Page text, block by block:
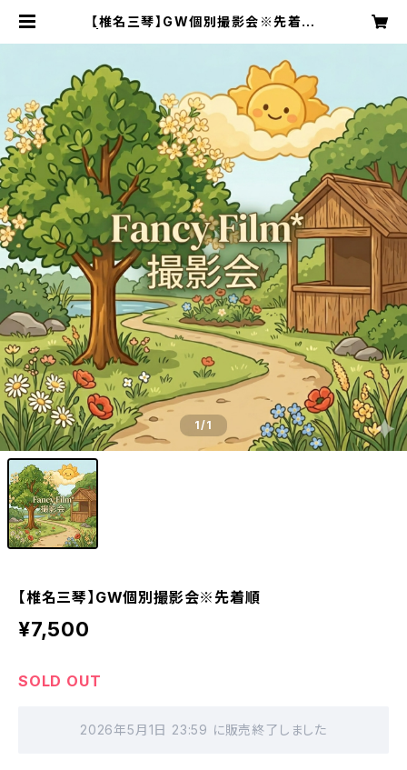
【椎名三琴】GW個別撮影会※先着順
1/1
【椎名三琴】GW個別撮影会※先着順
¥7,500
SOLD OUT
2026年5月1日 23:59 に販売終了しました